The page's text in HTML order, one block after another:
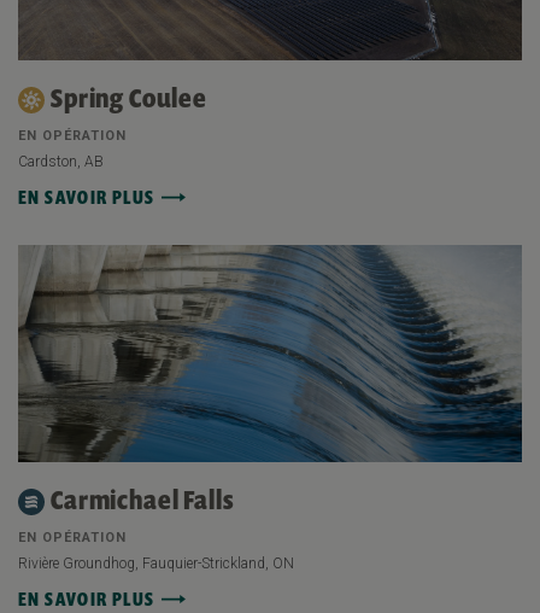
Spring Coulee
EN OPÉRATION
Cardston, AB
EN SAVOIR PLUS
Carmichael Falls
EN OPÉRATION
Rivière Groundhog, Fauquier-Strickland, ON
EN SAVOIR PLUS